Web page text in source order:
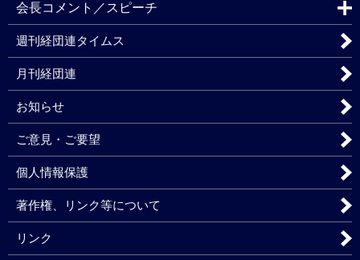
会長コメント／スピーチ
週刊経団連タイムス
月刊経団連
お知らせ
ご意見・ご要望
個人情報保護
著作権、リンク等について
リンク